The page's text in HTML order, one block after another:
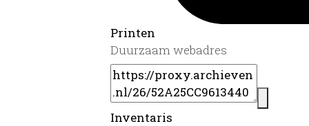
Printen
Duurzaam webadres
Inventaris